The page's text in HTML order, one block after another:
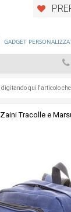
GADGET
Zaini Tracolle e